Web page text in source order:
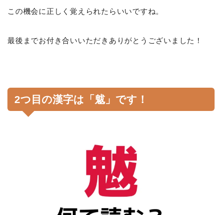
この機会に正しく覚えられたらいいですね。
最後までお付き合いいただきありがとうございました！
2つ目の漢字は「魃」です！